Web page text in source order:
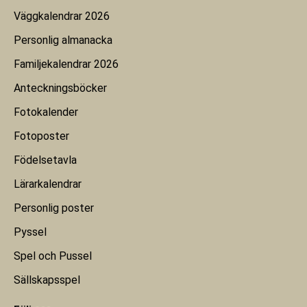
Väggkalendrar 2026
Personlig almanacka
Familjekalendrar 2026
Anteckningsböcker
Fotokalender
Fotoposter
Födelsetavla
Lärarkalendrar
Personlig poster
Pyssel
Spel och Pussel
Sällskapsspel